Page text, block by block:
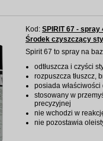
Kod: SPIRIT 67 - spray
Środek czyszczący
Spirit 67 to spray na
odtłuszcza i czyści
rozpuszcza tłuszcz,
posiada
stosowany w
precyzyjnej
nie wchodzi w
nie pozostawia